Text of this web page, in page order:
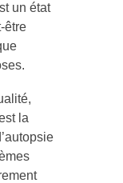
un état
être
la